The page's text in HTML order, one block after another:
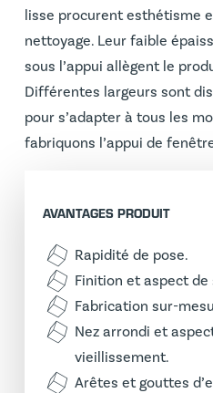
lisse procurent esthétisme
nettoyage. Leur faible
sous l’appui allègent le
Différentes largeurs sont
pour s’adapter à tous les
fabriquons l’appui de
AVANTAGES PRODUIT
Rapidité de pose.
Finition et aspect de
Fabrication sur-
Nez arrondi et
vieillissement.
Arêtes et gouttes